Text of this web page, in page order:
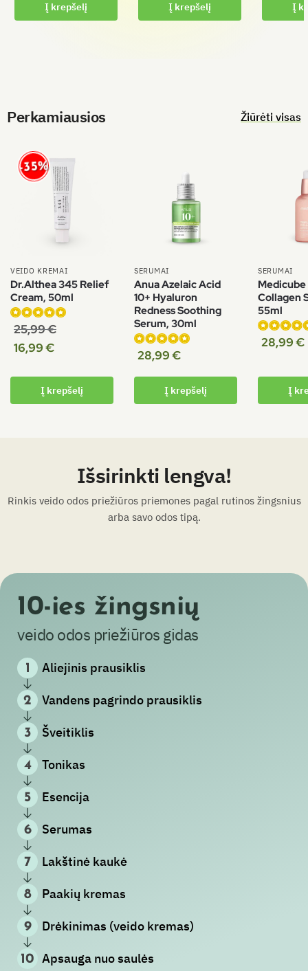
Į krepšelį Į krepšelį Į
Žiūrėti visas
Perkamiausios
-35%
VEIDO KREMAI
Dr.Althea 345 Relief
Cream, 50ml
Įvertinimas:
5.00iš 5
25,99€
16,99€
Į krepšelį
SERUMAI
Anua Azelaic Acid
10+ Hyaluron
Redness Soothing
Serum, 30ml
Įvertinimas:
28,99€
Į krepšelį
SERUMAI
Collagen
55ml
28,99€
Į
Išsirinkti lengva!
Rinkis veido odos priežiūros priemones pagal rutinos žingsnius
arba savo odos tipą.
10-ies žingsnių
veido odos priežiūros gidas
1 Aliejinis prausiklis
2 Vandens pagrindo prausiklis
3 Šveitiklis
4 Tonikas
5 Esencija
6 Serumas
7 Lakštinė kaukė
8 Paakių kremas
9 Drėkinimas (veido kremas)
10 Apsauga nuo saulės